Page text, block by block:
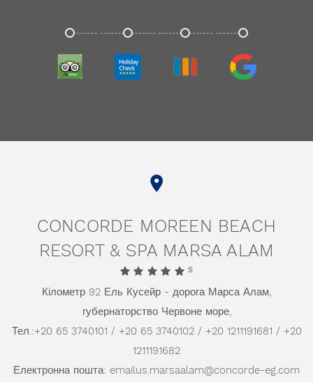
CONCORDE MOREEN BEACH
RESORT & SPA MARSA ALAM
S
Кілометр 92 Ель Кусейр - дорога Марса Алам,
губернаторство Червоне море,
Тел.:+20 65 3740101 / +20 65 3740102 / +20 1211191681 / +20
1211191682
Електронна пошта: emailus.marsaalam@concorde-eg.com